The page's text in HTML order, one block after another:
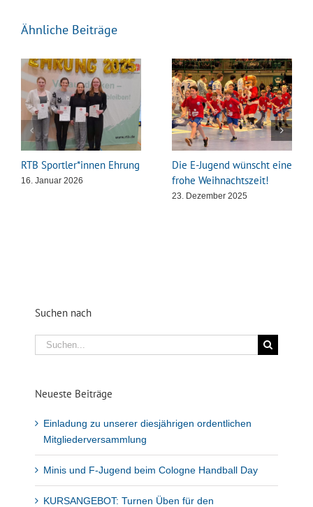
Ähnliche Beiträge
RTB Sportler*innen Ehrung
16. Januar 2026
Die E-Jugend wünscht eine
frohe Weihnachtszeit!
23. Dezember 2025
Suchen nach
Suche
nach:
Neueste Beiträge
Einladung zu unserer diesjährigen ordentlichen
Mitgliederversammlung
Minis und F-Jugend beim Cologne Handball Day
KURSANGEBOT: Turnen Üben für den